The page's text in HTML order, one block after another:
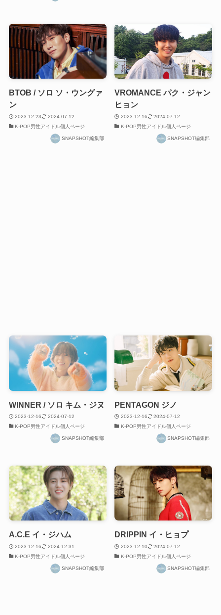
BTOB / ソロ ソ・ウングァ
ン
2023-12-23
2024-07-12
K-POP男性アイドル個人ページ
SNAPSHOT編集部
VROMANCE パク・ジャン
ヒョン
2023-12-16
2024-07-12
K-POP男性アイドル個人ページ
SNAPSHOT編集部
WINNER / ソロ キム・ジヌ
2023-12-16
2024-07-12
K-POP男性アイドル個人ページ
SNAPSHOT編集部
PENTAGON ジノ
2023-12-16
2024-07-12
K-POP男性アイドル個人ページ
SNAPSHOT編集部
A.C.E イ・ジハム
2023-12-16
2024-12-31
K-POP男性アイドル個人ページ
SNAPSHOT編集部
DRIPPIN イ・ヒョプ
2023-12-10
2024-07-12
K-POP男性アイドル個人ページ
SNAPSHOT編集部